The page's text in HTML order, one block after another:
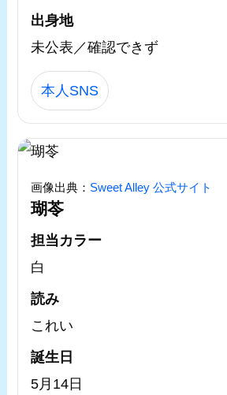
出身地
未公表／確認できず
本人SNS
画像出典： Sweet Alley 公式サイト
瑚苓
担当カラー
白
読み
これい
誕生日
5月14日